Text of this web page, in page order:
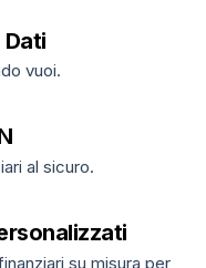
Dati
vuoi.
al sicuro.
su misura per